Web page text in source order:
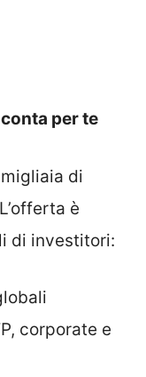
per te
di
è
di investitori:
corporate e